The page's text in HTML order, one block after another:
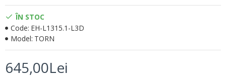
645,00Lei
ÎN STOC
Code: EH-L1315.1-L3D
Model: TORN